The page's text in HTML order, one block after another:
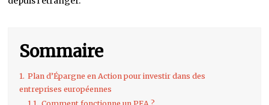
Sommaire
1. Plan d’Épargne en Action pour investir dans des
entreprises européennes